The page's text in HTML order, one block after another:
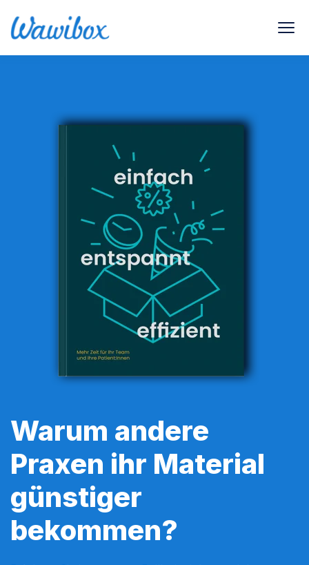
Warum andere
Praxen ihr Material
günstiger
bekommen?